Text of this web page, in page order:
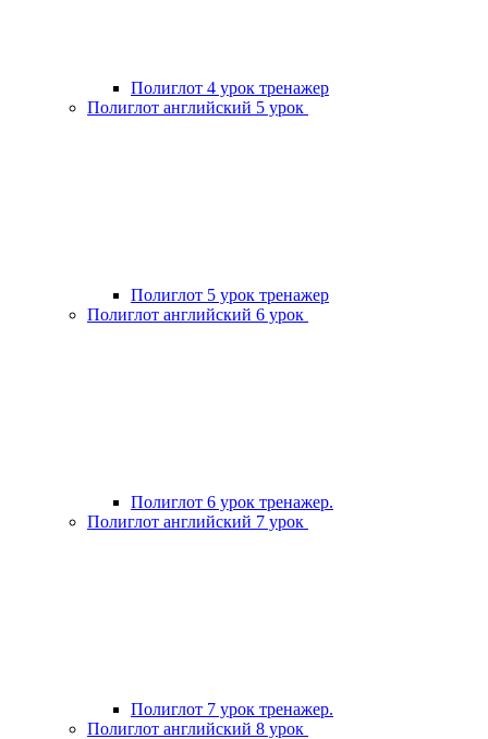
Полиглот 4 урок тренажер
Полиглот английский 5 урок
Полиглот 5 урок тренажер
Полиглот английский 6 урок
Полиглот 6 урок тренажер.
Полиглот английский 7 урок
Полиглот 7 урок тренажер.
Полиглот английский 8 урок